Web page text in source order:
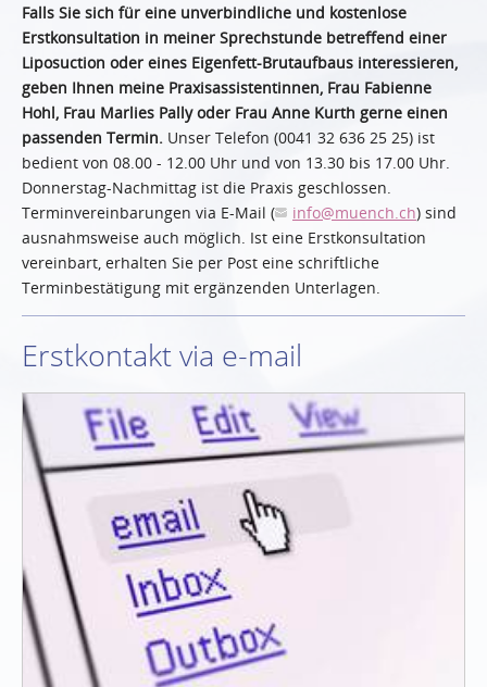
Falls Sie sich für eine unverbindliche und kostenlose
Erstkonsultation in meiner Sprechstunde betreffend einer
Liposuction oder eines Eigenfett-Brutaufbaus interessieren,
geben Ihnen meine Praxisassistentinnen, Frau Fabienne
Hohl, Frau Marlies Pally oder Frau Anne Kurth gerne einen
passenden Termin. Unser Telefon (0041 32 636 25 25) ist
bedient von 08.00 - 12.00 Uhr und von 13.30 bis 17.00 Uhr.
Donnerstag-Nachmittag ist die Praxis geschlossen.
Terminvereinbarungen via E-Mail (
info@muench.ch) sind
ausnahmsweise auch möglich. Ist eine Erstkonsultation
vereinbart, erhalten Sie per Post eine schriftliche
Terminbestätigung mit ergänzenden Unterlagen.
Erstkontakt via e-mail